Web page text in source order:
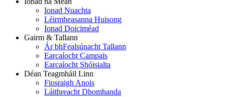
Ionad Nuachta
Léirmheasanna Huisong
Ionad Doiciméad
Gairm & Tallann
Ár bhFealsúnacht Tallann
Earcaíocht Campais
Earcaíocht Shóisialta
Déan Teagmháil Linn
Fiosraigh Anois
Láithreacht Dhomhanda